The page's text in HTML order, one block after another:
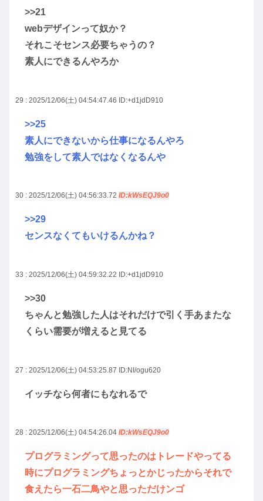
>>21
webデザインって奴か？
それこそセンス必要ちゃうの？
素人にできるんやろか
29 : 2025/12/06(土) 04:54:47.46 ID:+d1jdD910
>>25
素人にできないから仕事になるんやろ
勉強をして素人ではなくなるんや
30 : 2025/12/06(土) 04:56:33.72 ID:kWsEQJ9o0
>>29
センスなくてもいけるんかね？
33 : 2025/12/06(土) 04:59:32.22 ID:+d1jdD910
>>30
ちゃんと勉強した人はそれだけで引く手あまたな
くらい需要が増えると見てる
27 : 2025/12/06(土) 04:53:25.87 ID:NI/ogu620
イッチなら何者にもなれるで
28 : 2025/12/06(土) 04:54:26.04 ID:kWsEQJ9o0
プログラミングって思ったのはトレードやってる
時にプログラミングちょっとかじったからそれで
食えたら一石二鳥やと思っただけンゴ